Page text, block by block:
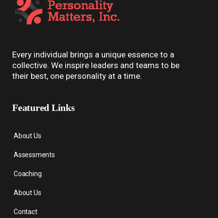
Every individual brings a unique essence to a
collective. We inspire leaders and teams to be
their best, one personality at a time.
Featured Links
About Us
Assessments
Coaching
About Us
Contact